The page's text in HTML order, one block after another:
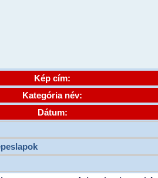
Kép cím:
Kategória név:
Dátum: